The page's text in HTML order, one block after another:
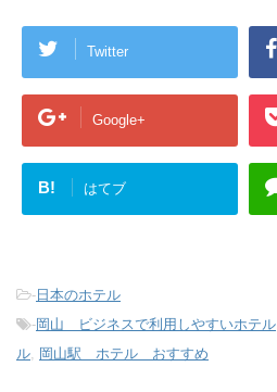
Twitter
Google+
B! はてブ
-日本のホテル
-岡山 ビジネスで利用しやすいホテル
ル 岡山駅 ホテル おすすめ